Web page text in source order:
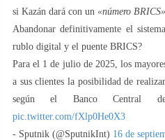
si Kazán dará con un «número BRICS»
Abandonar definitivamente el
rublo digital y el puente BRICS?
Para el 1 de julio de 2025, los
a sus clientes la posibilidad de
según el Banco Central
pic.twitter.com/fXlp0He0X3
- Sputnik (@SputnikInt) 16 de